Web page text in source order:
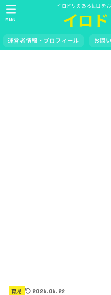
イロドリのある毎日を
イロ
運営者情報・プロフィール お問
MENU
育児 2026.06.22